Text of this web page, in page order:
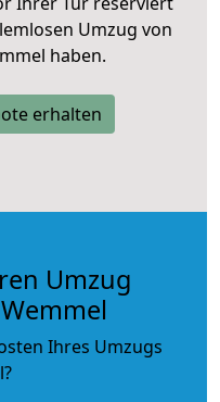
Umzug von
haben.
erhalten
Umzug
Ihres Umzugs